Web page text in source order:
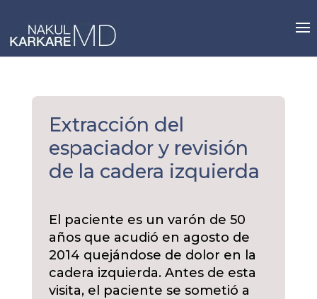
content
Extracción del
espaciador y revisión
de la cadera izquierda
El paciente es un varón de 50
años que acudió en agosto de
2014 quejándose de dolor en la
cadera izquierda. Antes de esta
visita, el paciente se sometió a